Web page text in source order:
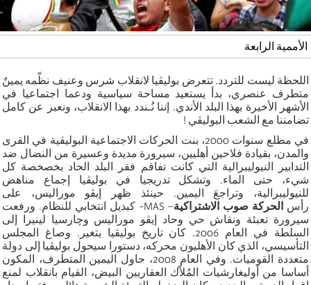
الأممية الرابعة
اللحظة ليست للتردد. تتعرض بوليڤيا لانقلاب شرس وعنيف نظّمه يمينٌ
متطرف عنصري، بدأ يستعيد مساحة سياسية ودعما اجتماعيا في
الأشهر الأخيرة بهذا البلد الأندي. إننا نُـندد بهذا الانقلاب، ونعبر عن كامل
تضامننا مع الشعب البوليڤي !
في مطلع سنوات 2000، بنت الحركات الاجتماعية البوليڤية في القرى
والمدن، بقيادة فلاحين أهليين، سيرورة مديدة وعسيرة من النضال ضد
التدابير النيوليبرالية التي كانت تفاقم فقر البلد الحاد بخصخصة كل
شيء، حتى الماء. وتشكل تدريجيا في بوليڤيا إجماع مناهض
للنيوليبرالية، وتراجعَ اليمين. حينئذ ظهر إيڤو موراليس، على
رأس
الحركة صوب الاشتراكية
– MAS- كبديل انتخابي للنظام. ورفعت
سيرورة تعبئة ونقاش حي وحاد إيڤو موراليس وچارسيا لينيرا إلى
السلطة في العام 2006. كان تاريخ بوليڤيا يتغير. وصاغ المجلس
التأسيسي، الذي كان الأهليون محركه، دستورا سيحول بوليڤيا إلى دولة
متعددة القوميات. وفي العام 2008، حاول اليمين المتطرف، المكون
أساسا من أوليغارشيات المُلاّك العقاريين البيض، القيام بانقلاب لمنع